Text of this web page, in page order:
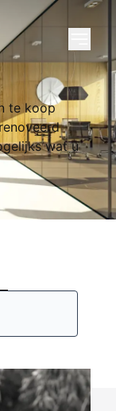
te koop
wat u